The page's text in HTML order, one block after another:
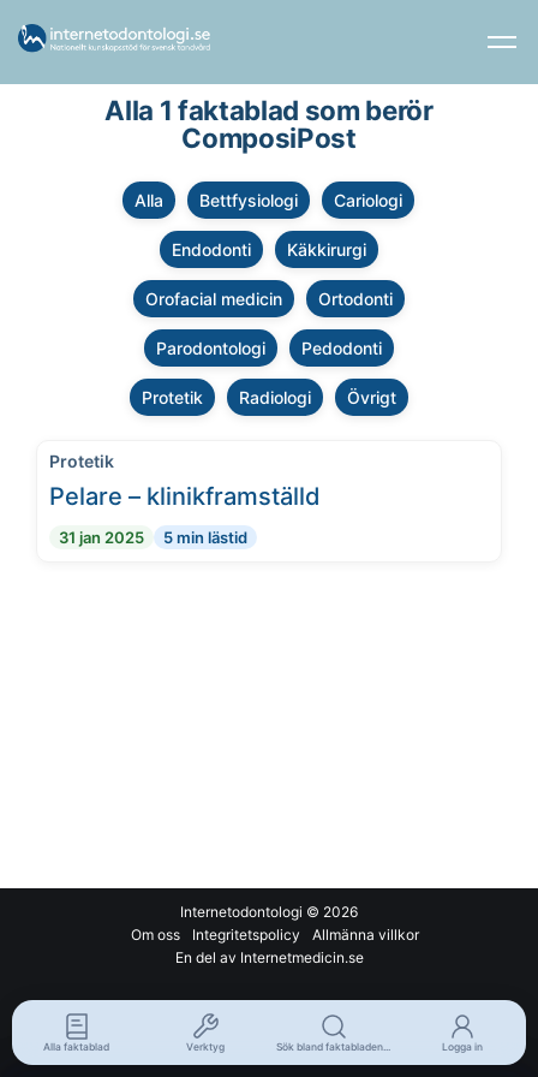
Alla 1 faktablad som berör
ComposiPost
Alla Bettfysiologi Cariologi
Endodonti Käkkirurgi
Orofacial medicin Ortodonti
Parodontologi Pedodonti
Protetik Radiologi Övrigt
Protetik
Pelare – klinikframställd
31 jan 2025 5 min lästid
Internetodontologi © 2026
Om oss
Integritetspolicy
Allmänna villkor
En del av Internetmedicin.se
Alla faktablad Verktyg Sök bland faktabladen... Logga in